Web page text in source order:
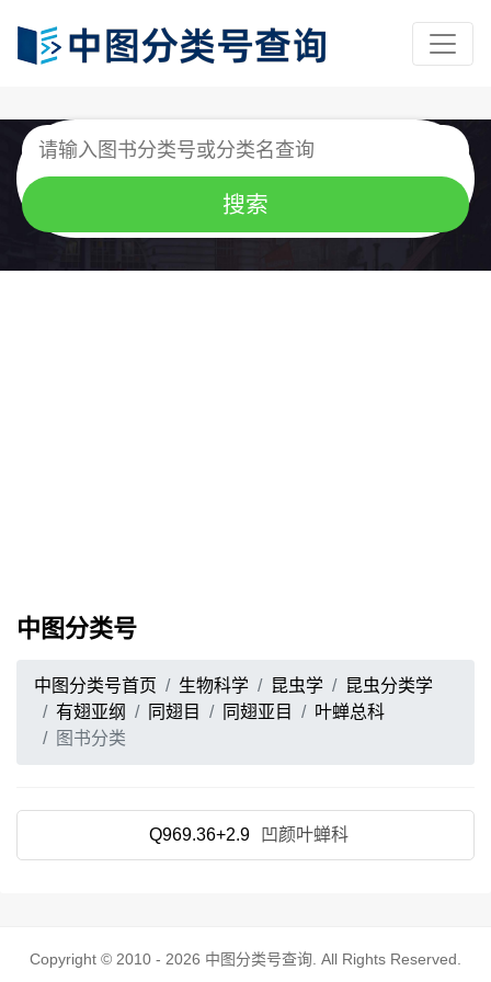
中图分类号
中图分类号首页 生物科学 昆虫学
昆虫分类学
有翅亚纲
同翅目 同翅亚目
叶蝉总科
图书分类
Q969.36+2.9 凹颜叶蝉科
Copyright © 2010 - 2026 中图分类号查询 . All Rights Reserved.